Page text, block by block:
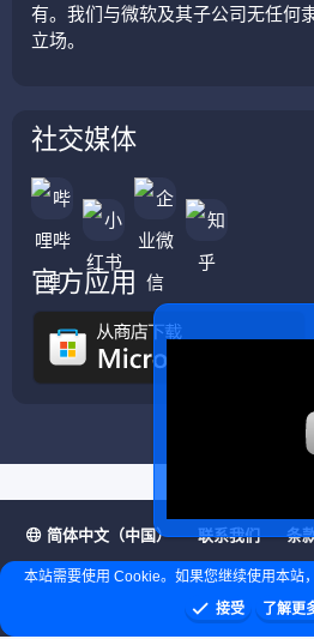
有。我们与微软及其子公司无任何
立场。
社交媒体
官方应用
简体中文（中国） 联系我们 条
主页
S
S
❤ © Copyright 2020–2026 基岩科技 版权
本站需要使用 Cookie。如果您继续使用本站
接受
了解更